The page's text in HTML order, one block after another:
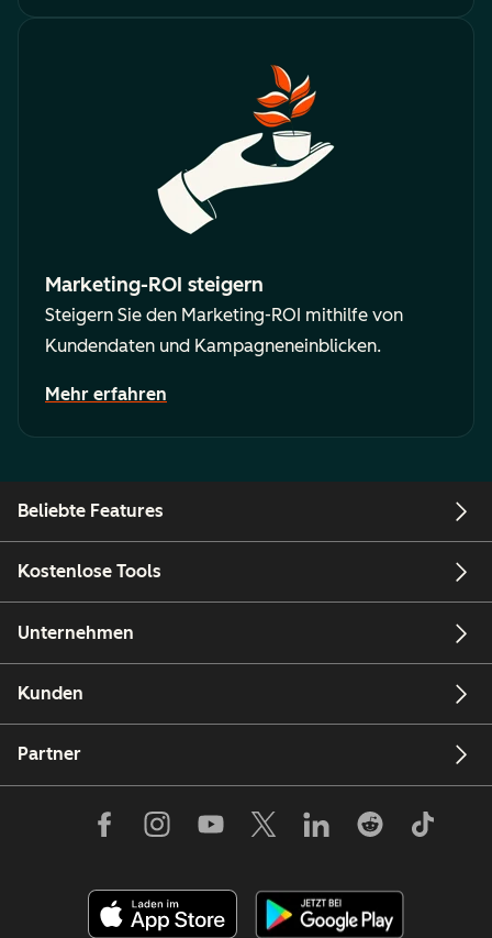
Marketing-ROI steigern
Steigern Sie den Marketing-ROI mithilfe von
Kundendaten und Kampagneneinblicken.
Mehr erfahren
Beliebte Features
Kostenlose Tools
Unternehmen
Kunden
Partner